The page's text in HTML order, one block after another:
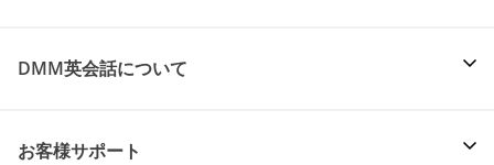
DMM英会話について
お客様サポート